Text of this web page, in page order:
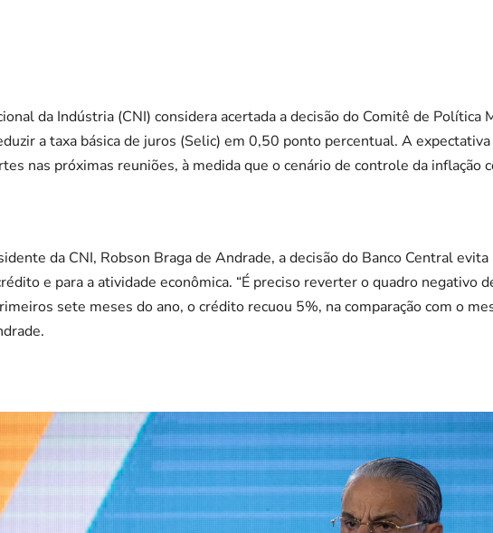
da Indústria (CNI) considera acertada a decisão do Comitê de Política
a taxa básica de juros (Selic) em 0,50 ponto percentual. A
nas próximas reuniões, à medida que o cenário de controle da inflação
da CNI, Robson Braga de Andrade, a decisão do Banco Central
e para a atividade econômica. “É preciso reverter o quadro negativo
sete meses do ano, o crédito recuou 5%, na comparação com o